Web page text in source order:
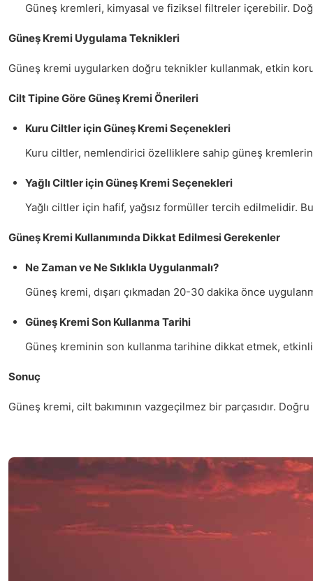
Güneş kremleri, kimyasal ve fiziksel filtreler içerebilir.
Güneş Kremi Uygulama Teknikleri
Güneş kremi uygularken doğru teknikler kullanmak, etkin
Cilt Tipine Göre Güneş Kremi Önerileri
Kuru Ciltler için Güneş Kremi Seçenekleri
Kuru ciltler, nemlendirici özelliklere sahip güneş
Yağlı Ciltler için Güneş Kremi Seçenekleri
Yağlı ciltler için hafif, yağsız formüller tercih edilmelidir.
Güneş Kremi Kullanımında Dikkat Edilmesi Gerekenler
Ne Zaman ve Ne Sıklıkla Uygulanmalı?
Güneş kremi, dışarı çıkmadan 20-30 dakika önce
Güneş Kremi Son Kullanma Tarihi
Güneş kreminin son kullanma tarihine dikkat etmek,
Sonuç
Güneş kremi, cilt bakımının vazgeçilmez bir parçasıdır.